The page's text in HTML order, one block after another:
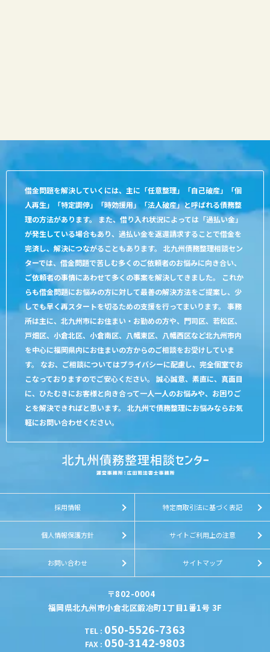
借金問題を解決していくには、主に「任意整理」「自己破産」「個
人再生」「特定調停」「時効援用」「法人破産」と呼ばれる債務整
理の方法があります。 また、借り入れ状況によっては「過払い金」
が発生している場合もあり、過払い金を返還請求することで借金を
完済し、解決につながることもあります。 北九州債務整理相談セン
ターでは、借金問題で苦しむ多くのご依頼者のお悩みに向き合い、
ご依頼者の事情にあわせて多くの事案を解決してきました。 これか
らも借金問題にお悩みの方に対して最善の解決方法をご提案し、少
しでも早く再スタートを切るための支援を行ってまいります。 事務
所は主に、北九州市にお住まい・お勤めの方や、門司区、若松区、
戸畑区、小倉北区、小倉南区、八幡東区、八幡西区など北九州市内
を中心に福岡県内にお住まいの方からのご相談をお受けしていま
す。 なお、ご相談についてはプライバシーに配慮し、完全個室でお
こなっておりますのでご安心ください。 誠心誠意、素直に、真面目
に、ひたむきにお客様と向き合って一人一人のお悩みや、お困りご
とを解決できればと思います。 北九州で債務整理にお悩みならお気
軽にお問い合わせください。
採用情報 特定商取引法に基づく表記
個人情報保護方針 サイトご利用上の注意
お問い合わせ サイトマップ
〒802-0004
福岡県北九州市小倉北区鍛冶町1丁目1番1号 3F
TEL : 050-5526-7363
FAX : 050-3142-9803